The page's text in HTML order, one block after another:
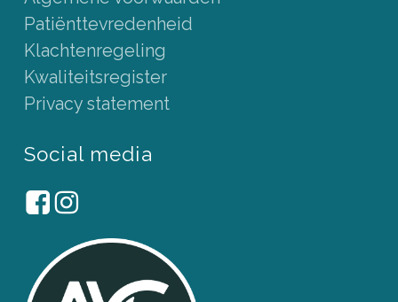
Patiënttevredenheid
Klachtenregeling
Kwaliteitsregister
Privacy statement
Social media